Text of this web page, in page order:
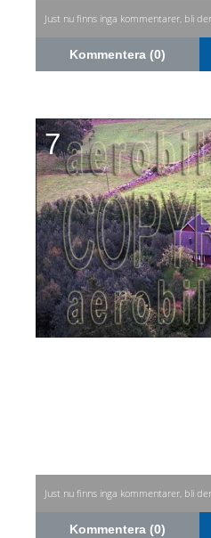
Just nu finns inga kommentarer, bli
Kommentera (0)
7
Just nu finns inga kommentarer, bli
Kommentera (0)